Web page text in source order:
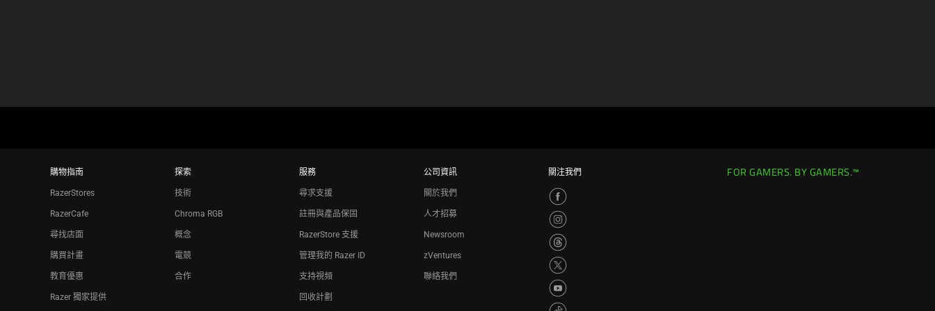
購物指南
RazerStores
RazerCafe
尋找店面
購買計畫
教育優惠
Razer 獨家提供
探索
技術
Chroma RGB
概念
電競
合作
服務
尋求支援
註冊與產品保固
RazerStore 支援
管理我的 Razer ID
支持視頻
回收計劃
公司資訊
關於我們
人才招募
Newsroom
zVentures
聯絡我們
關注我們 FOR GAMERS. BY GAMERS.™